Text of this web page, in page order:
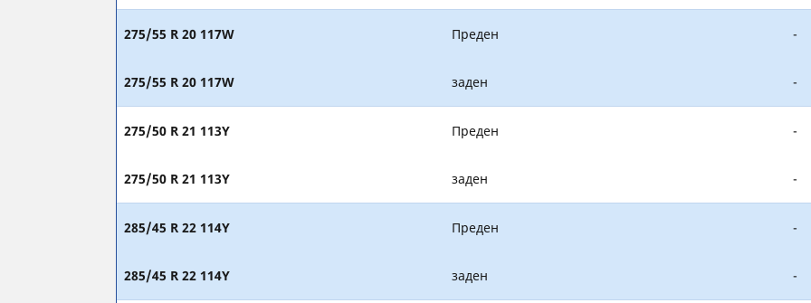
275/55 R 20 117W Преден -
275/55 R 20 117W заден -
275/50 R 21 113Y Преден -
275/50 R 21 113Y заден -
285/45 R 22 114Y Преден -
285/45 R 22 114Y заден -